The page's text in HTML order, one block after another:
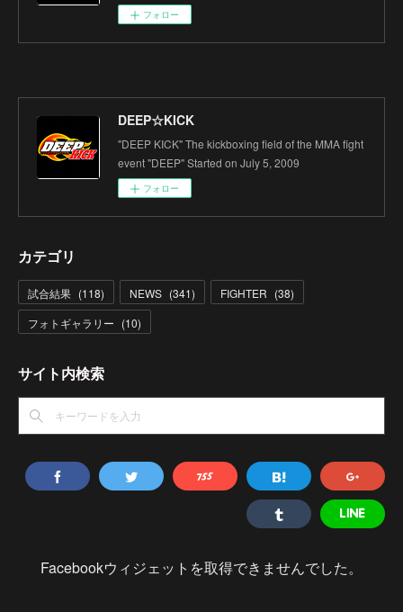
フォロー
DEEP☆KICK
"DEEP KICK" The kickboxing field of the MMA fight
event "DEEP" Started on July 5, 2009
フォロー
カテゴリ
試合結果 (118) NEWS (341) FIGHTER (38)
フォトギャラリー (10)
サイト内検索
Facebookウィジェットを取得できませんでした。